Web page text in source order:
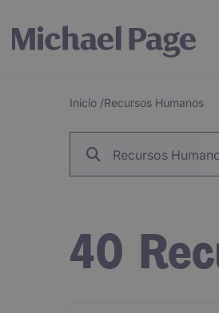
Breadcrumb
Inicio /Recursos Humanos
Recursos
40